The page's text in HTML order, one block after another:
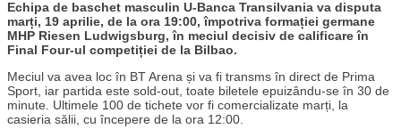
Echipa de baschet masculin U-Banca Transilvania va disputa
marți, 19 aprilie, de la ora 19:00, împotriva formației germane
MHP Riesen Ludwigsburg, în meciul decisiv de calificare în
Final Four-ul competiției de la Bilbao.
Meciul va avea loc în BT Arena și va fi transms în direct de Prima
Sport, iar partida este sold-out, toate biletele epuizându-se în 30 de
minute. Ultimele 100 de tichete vor fi comercializate marți, la
casieria sălii, cu începere de la ora 12:00.